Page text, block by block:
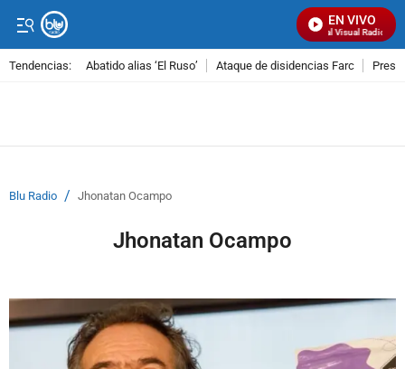
EN VIVO
Señal Visual Radio
Tendencias: Abatido alias ‘El Ruso’ Ataque de disidencias Farc
Blu Radio / Jhonatan Ocampo
Jhonatan Ocampo